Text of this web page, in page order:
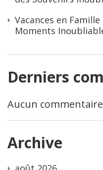
Vacances en
Moments
Derniers
Aucun
Archive